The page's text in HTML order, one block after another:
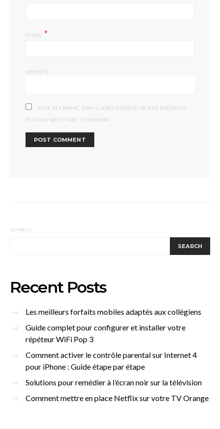
EMAIL *
WEBSITE
SAVE MY NAME, EMAIL, AND WEBSITE IN THIS BROWSER
FOR THE NEXT TIME I COMMENT.
SEARCH
SEARCH
Recent Posts
Les meilleurs forfaits mobiles adaptés aux collégiens
Guide complet pour configurer et installer votre
répéteur WiFi Pop 3
Comment activer le contrôle parental sur Internet 4
pour iPhone : Guide étape par étape
Solutions pour remédier à l’écran noir sur la télévision
Comment mettre en place Netflix sur votre TV Orange